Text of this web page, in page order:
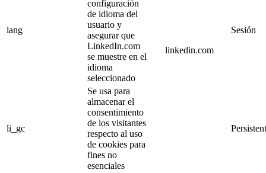
linkedin.com
lang
configuración
de idioma del
usuario y
asegurar que
LinkedIn.com
se muestre en el
idioma
seleccionado
Sesión
li_gc
Se usa para
almacenar el
consentimiento
de los visitantes
respecto al uso
de cookies para
fines no
esenciales